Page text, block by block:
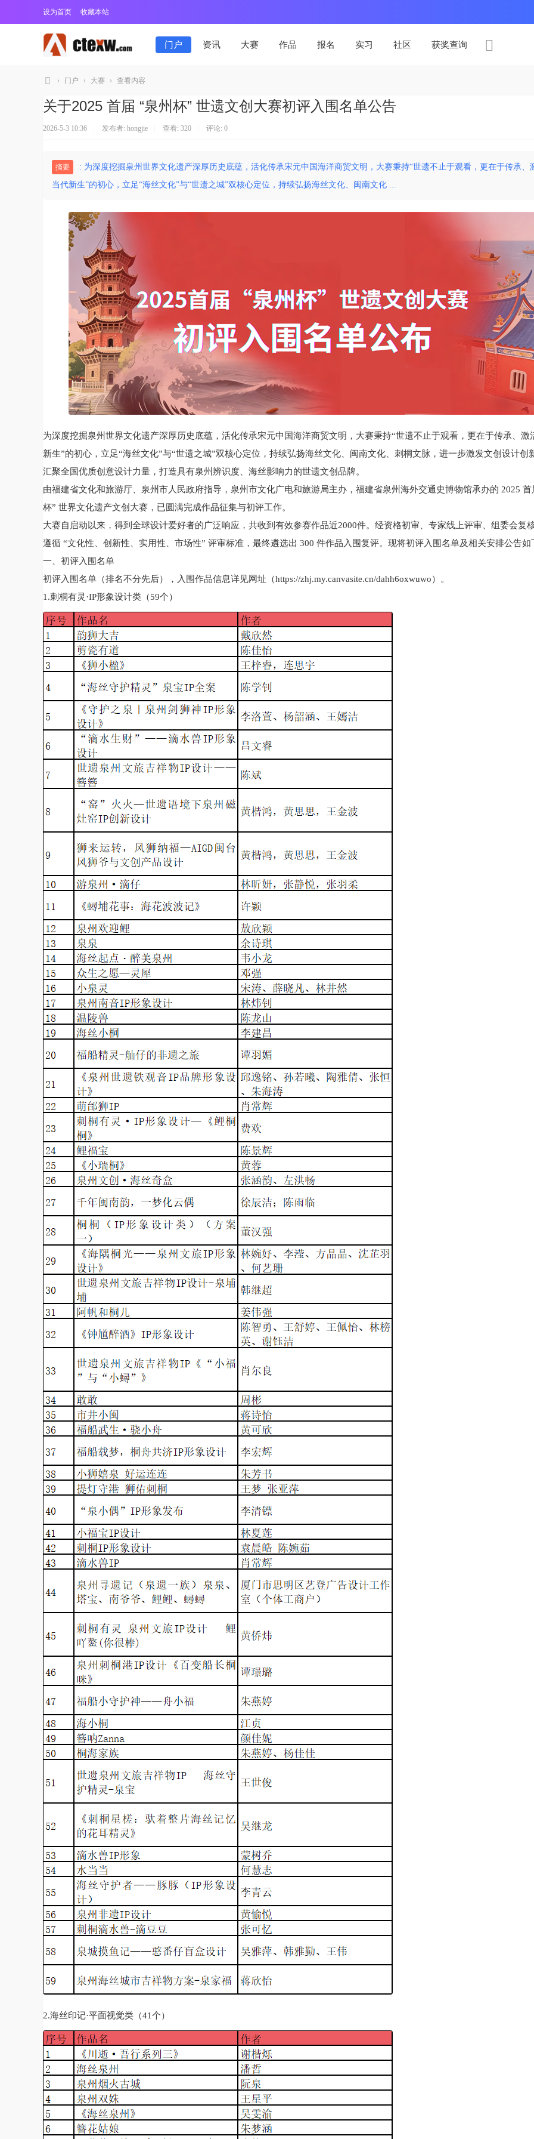
设为首页 收藏本站
门户 资讯 大赛 作品 报名 实习 社区 获奖查询
大
学
生
› 门户 › 大赛 › 查看内容
关于2025 首届 “泉州杯” 世遗文创大赛初评入围名单公告
2026-5-3 10:36 发布者: hongjie 查看: 320 评论: 0
摘要
: 为深度挖掘泉州世界文化遗产深厚历史底蕴，活化传承宋元中国海洋商贸文明，大赛秉持“世遗不止于观看，更在于传承、
当代新生”的初心，立足“海丝文化”与“世遗之城”双核心定位，持续弘扬海丝文化、闽南文化 ...
为深度挖掘泉州世界文化遗产深厚历史底蕴，活化传承宋元中国海洋商贸文明，大赛秉持“世遗不止于观看，更在于传承、激
新生”的初心，立足“海丝文化”与“世遗之城”双核心定位，持续弘扬海丝文化、闽南文化、刺桐文脉，进一步激发文创设计创
汇聚全国优质创意设计力量，打造具有泉州辨识度、海丝影响力的世遗文创品牌。
由福建省文化和旅游厅、泉州市人民政府指导，泉州市文化广电和旅游局主办，福建省泉州海外交通史博物馆承办的 2025 首
杯” 世界文化遗产文创大赛，已圆满完成作品征集与初评工作。
大赛自启动以来，得到全球设计爱好者的广泛响应，共收到有效参赛作品近2000件。经资格初审、专家线上评审、组委会复
遵循 “文化性、创新性、实用性、市场性” 评审标准，最终遴选出 300 件作品入围复评。现将初评入围名单及相关安排公告如
一、初评入围名单
初评入围名单（排名不分先后），入围作品信息详见网址（https://zhj.my.canvasite.cn/dahh6oxwuwo）。
1.刺桐有灵·IP形象设计类（59个）
2.海丝印记·平面视觉类（41个）